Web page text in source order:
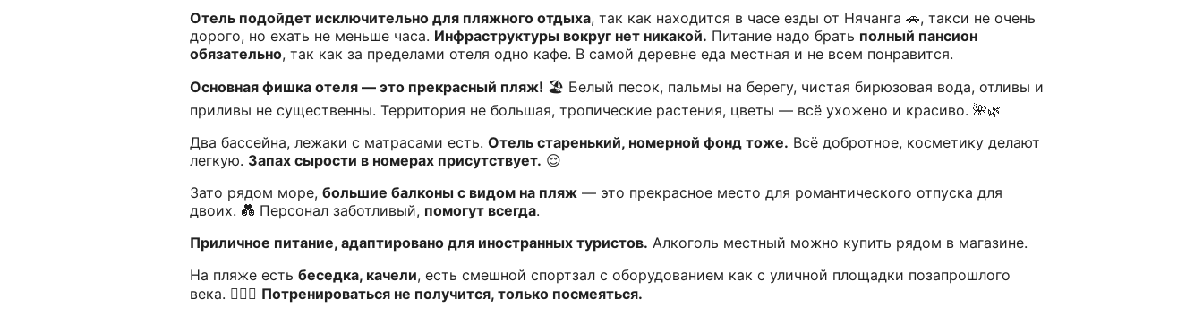
Отель подойдет исключительно для пляжного отдыха, так как находится в часе езды от Нячанга 🚗, такси не очень
дорого, но ехать не меньше часа. Инфраструктуры вокруг нет никакой. Питание надо брать полный пансион
обязательно, так как за пределами отеля одно кафе. В самой деревне еда местная и не всем понравится.
Основная фишка отеля — это прекрасный пляж! 🏖️ Белый песок, пальмы на берегу, чистая бирюзовая вода, отливы и
приливы не существенны. Территория не большая, тропические растения, цветы — всё ухожено и красиво. 🌺🌿
Два бассейна, лежаки с матрасами есть. Отель старенький, номерной фонд тоже. Всё добротное, косметику делают
легкую. Запах сырости в номерах присутствует. 😌
Зато рядом море, большие балконы с видом на пляж — это прекрасное место для романтического отпуска для
двоих. 💑 Персонал заботливый, помогут всегда.
Приличное питание, адаптировано для иностранных туристов. Алкоголь местный можно купить рядом в магазине.
На пляже есть беседка, качели, есть смешной спортзал с оборудованием как с уличной площадки позапрошлого
века. 🏋️‍♂️🤭 Потренироваться не получится, только посмеяться.